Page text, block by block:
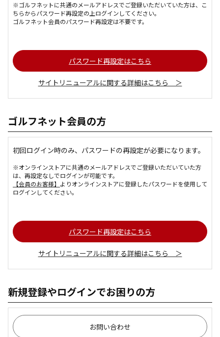
※ゴルフネットに共通のメールアドレスでご登録いただいていた方は、こ
ちらからパスワード再設定の上ログインしてください。
ゴルフネット会員のパスワード再設定は不要です。
パスワード再設定はこちら
サイトリニューアルに関する詳細はこちら ＞
ゴルフネット会員の方
初回ログイン時のみ、パスワードの再設定が必要になります。
※オンラインストアに共通のメールアドレスでご登録いただいていた方
は、再設定なしでログインが可能です。
【会員のお客様】 よりオンラインストアに登録したパスワードを使用して
ログインしてください。
パスワード再設定はこちら
サイトリニューアルに関する詳細はこちら ＞
新規登録やログインでお困りの方
お問い合わせ